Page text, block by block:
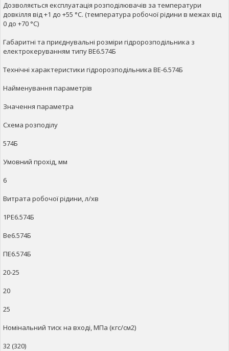
Дозволяється експлуатація розподілювачів за температури
довкілля від +1 до +55 °C. (температура робочої рідини в межах від
0 до +70 °C)
Габаритні та приєднувальні розміри гідророзподільника з
електрокеруванням типу ВЕ6.574Б
Технічні характеристики гідророзподільника ВЕ-6.574Б
Найменування параметрів
Значення параметра
Схема розподілу
574Б
Умовний прохід, мм
6
Витрата робочої рідини, л/хв
1РЕ6.574Б
Ве6.574Б
ПЕ6.574Б
20-25
20
25
Номінальний тиск на вході, МПа (кгс/см2)
32 (320)